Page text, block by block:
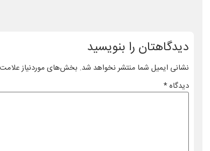
دیدگاهتان را بنویسید
نشانی ایمیل شما منتشر نخواهد شد. بخش‌های موردنیاز
دیدگاه*